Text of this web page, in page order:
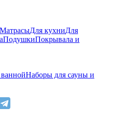
МатрасыДля кухниДля
ПодушкиПокрывала и
Наборы для сауны и